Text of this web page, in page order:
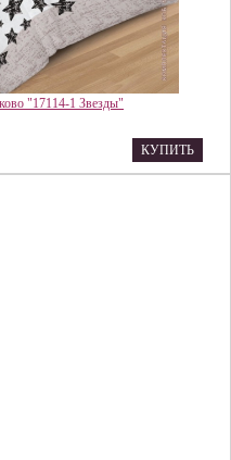
"17114-1 Звезды"
КУПИТЬ